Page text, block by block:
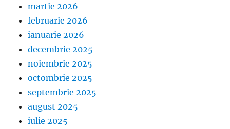
martie 2026
februarie 2026
ianuarie 2026
decembrie 2025
noiembrie 2025
octombrie 2025
septembrie 2025
august 2025
iulie 2025